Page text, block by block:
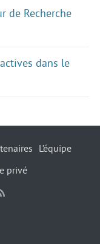
de Recherche
dans le
L’équipe
privé